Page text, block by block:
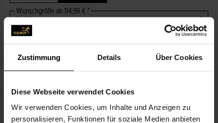
Zustimmung Details Über Cookies
Diese Webseite verwendet Cookies
Wir verwenden Cookies, um Inhalte und Anzeigen zu
personalisieren, Funktionen für soziale Medien anbieten
Wunschgröße ab 114,99 €
€
114,99 €
BESCHREIBUNG